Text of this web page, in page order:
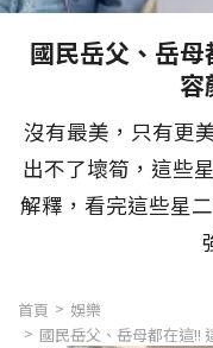
國民岳父、岳
容
沒有最美，只有更
出不了壞筍，這些
解釋，看完這些星
首頁
娛樂
國民岳父、岳母都在這!!